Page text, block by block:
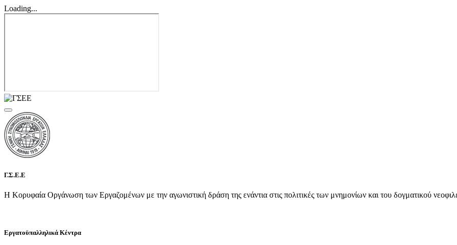
Loading...
Γ.Σ.Ε.Ε
Η Κορυφαία Οργάνωση των Εργαζομένων με την αγωνιστική δράση της ενάντια στις πολιτικές των μνημονίων και του δογματικού
Εργατοϋπαλληλικά Κέντρα